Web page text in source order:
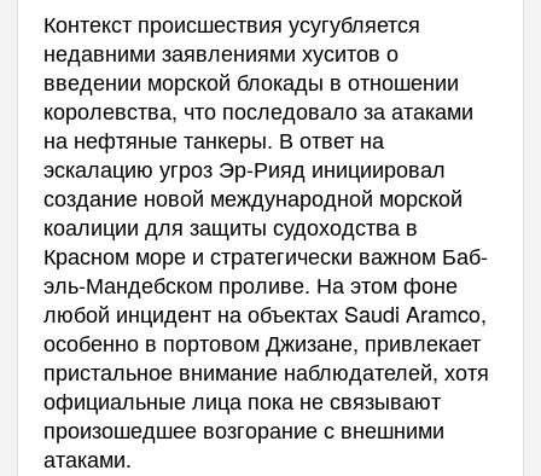
Контекст происшествия усугубляется
недавними заявлениями хуситов о
введении морской блокады в отношении
королевства, что последовало за атаками
на нефтяные танкеры. В ответ на
эскалацию угроз Эр-Рияд инициировал
создание новой международной морской
коалиции для защиты судоходства в
Красном море и стратегически важном Баб-
эль-Мандебском проливе. На этом фоне
любой инцидент на объектах Saudi Aramco,
особенно в портовом Джизане, привлекает
пристальное внимание наблюдателей, хотя
официальные лица пока не связывают
произошедшее возгорание с внешними
атаками.